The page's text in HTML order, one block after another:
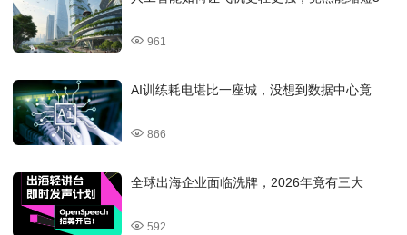
961
AI训练耗电堪比一座城，没想到数据中心竟
866
全球出海企业面临洗牌，2026年竟有三大
592